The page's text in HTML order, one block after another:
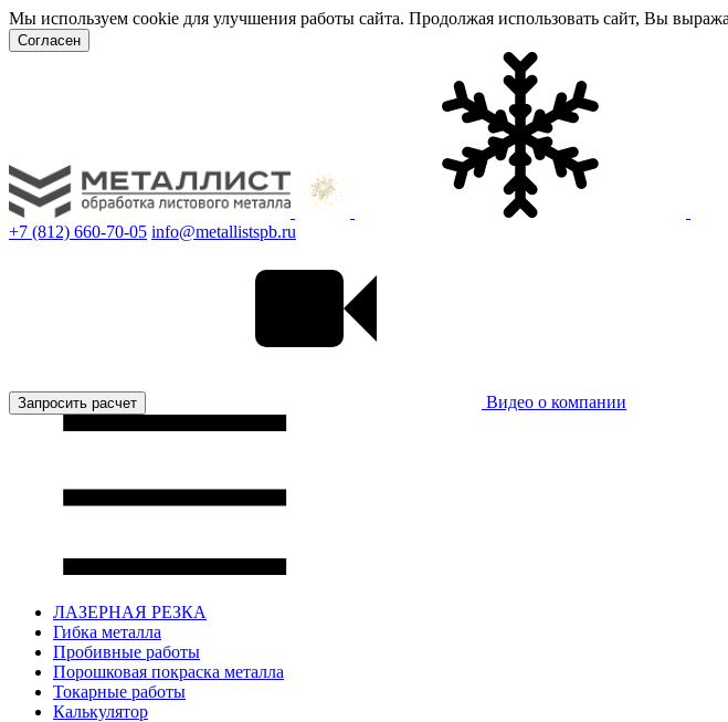
Мы используем cookie для улучшения работы сайта. Продолжая использовать сайт, Вы
Согласен
+7 (812) 660-70-05 info@metallistspb.ru
Запросить расчет Видео о компании
ЛАЗЕРНАЯ РЕЗКА
Гибка металла
Пробивные работы
Порошковая покраска металла
Токарные работы
Калькулятор